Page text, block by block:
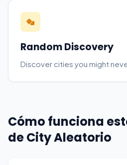
Random Discovery
Discover cities you might
Cómo funciona
de City Aleatorio